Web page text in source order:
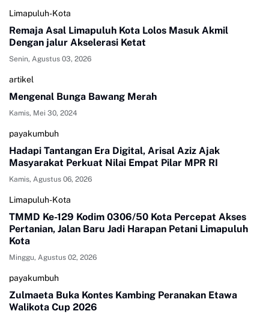
Limapuluh-Kota
Remaja Asal Limapuluh Kota Lolos Masuk Akmil
Dengan jalur Akselerasi Ketat
Senin, Agustus 03, 2026
artikel
Mengenal Bunga Bawang Merah
Kamis, Mei 30, 2024
payakumbuh
Hadapi Tantangan Era Digital, Arisal Aziz Ajak
Masyarakat Perkuat Nilai Empat Pilar MPR RI
Kamis, Agustus 06, 2026
Limapuluh-Kota
TMMD Ke-129 Kodim 0306/50 Kota Percepat Akses
Pertanian, Jalan Baru Jadi Harapan Petani Limapuluh
Kota
Minggu, Agustus 02, 2026
payakumbuh
Zulmaeta Buka Kontes Kambing Peranakan Etawa
Walikota Cup 2026